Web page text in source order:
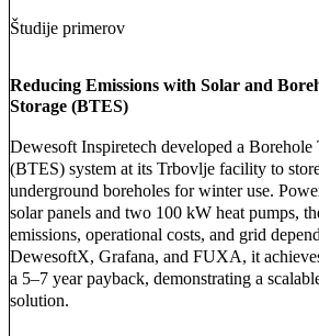
Študije primerov
Reducing Emissions with Solar and
Storage (BTES)
Dewesoft Inspiretech developed a
(BTES) system at its Trbovlje facility to
underground boreholes for winter use.
solar panels and two 100 kW heat pumps,
emissions, operational costs, and grid
DewesoftX, Grafana, and FUXA, it
a 5–7 year payback, demonstrating a
solution.